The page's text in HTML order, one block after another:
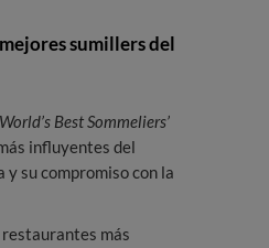
sumillers del
World’s Best Sommeliers’
influyentes del
su compromiso con la
más